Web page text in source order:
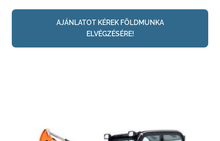
AJÁNLATOT KÉREK FÖLDMUNKA
ELVÉGZÉSÉRE!